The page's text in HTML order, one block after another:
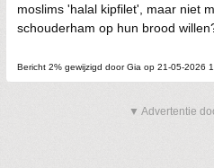
moslims 'halal kipfilet', maar niet
schouderham op hun brood
Bericht 2% gewijzigd door Gia op 21-05-2026
▼ Advertentie